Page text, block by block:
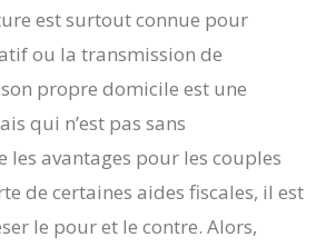
est surtout connue pour
ou la transmission de
propre domicile est une
qui n’est pas sans
les avantages pour les couples
de certaines aides fiscales, il est
le pour et le contre. Alors,